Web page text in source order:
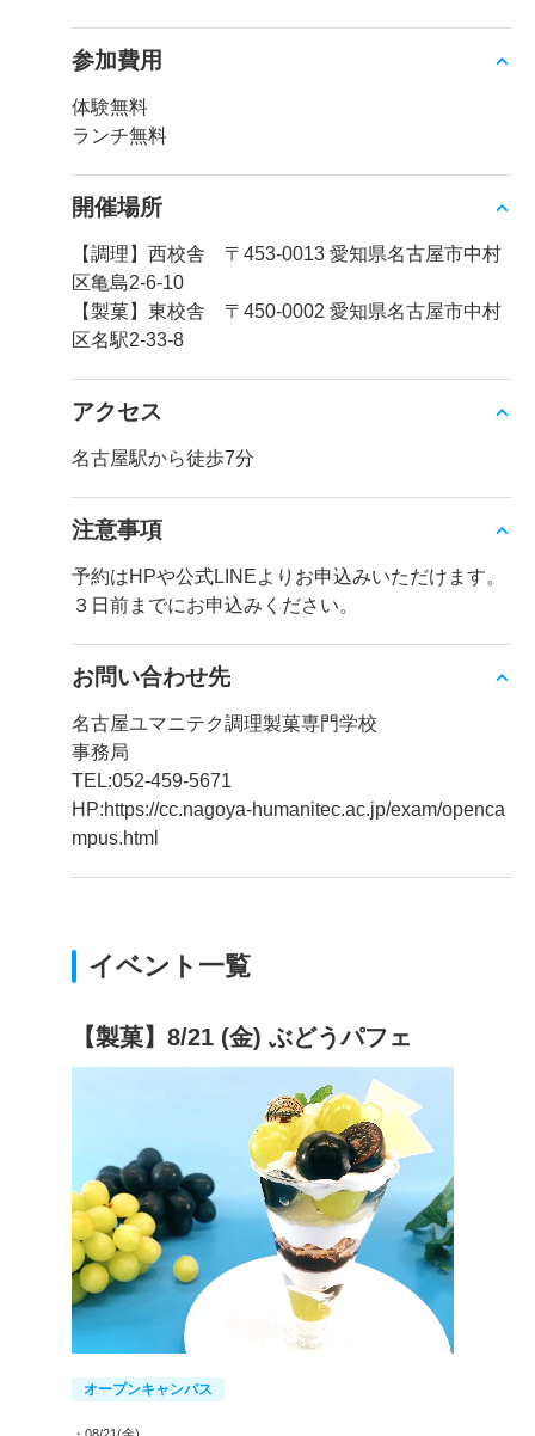
参加費用
体験無料
ランチ無料
開催場所
【調理】西校舎 〒453-0013 愛知県名古屋市中村
区亀島2-6-10
【製菓】東校舎 〒450-0002 愛知県名古屋市中村
区名駅2-33-8
アクセス
名古屋駅から徒歩7分
注意事項
予約はHPや公式LINEよりお申込みいただけます。
３日前までにお申込みください。
お問い合わせ先
名古屋ユマニテク調理製菓専門学校
事務局
TEL:052-459-5671
HP:https://cc.nagoya-humanitec.ac.jp/exam/openca
mpus.html
イベント一覧
【製菓】8/21 (金) ぶどうパフェ
オープンキャンパス